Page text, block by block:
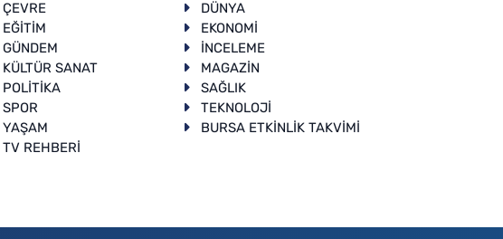
ÇEVRE
DÜNYA
EĞİTİM
EKONOMİ
GÜNDEM
İNCELEME
KÜLTÜR SANAT
MAGAZİN
POLİTİKA
SAĞLIK
SPOR
TEKNOLOJİ
YAŞAM
BURSA ETKİNLİK TAKVİMİ
TV REHBERİ